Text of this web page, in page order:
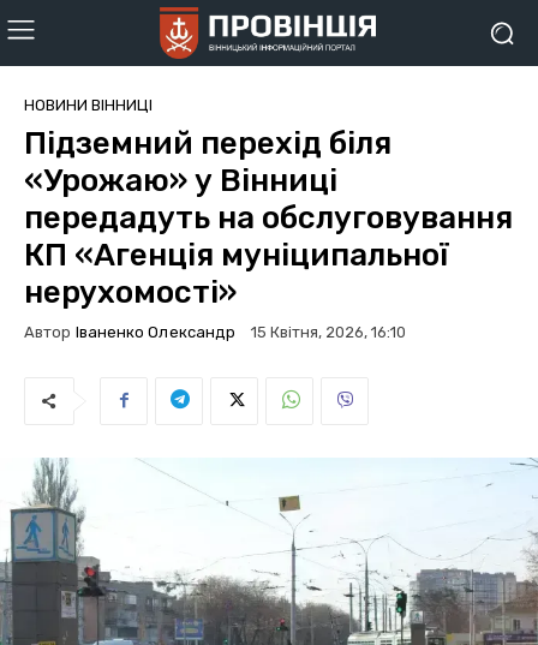
НОВИНИ ВІННИЦІ
Підземний перехід біля
«Урожаю» у Вінниці
передадуть на обслуговування
КП «Агенція муніципальної
нерухомості»
Автор Іваненко Олександр 15 Квітня, 2026, 16:10